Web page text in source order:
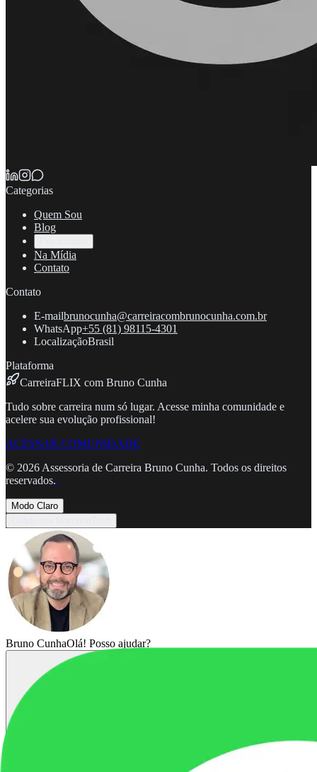
Categorias
Quem Sou
Blog
Na Mídia
Contato
Contato
E-mailbrunocunha@carreiracombrunocunha.com.br
WhatsApp+55 (81) 98115-4301
LocalizaçãoBrasil
Plataforma
CarreiraFLIX com Bruno Cunha
Tudo sobre carreira num só lugar. Acesse minha comunidade e
acelere sua evolução profissional!
ACESSAR COMUNIDADE
© 2026 Assessoria de Carreira Bruno Cunha. Todos os direitos
reservados..
Modo Claro
Bruno CunhaOlá! Posso ajudar?